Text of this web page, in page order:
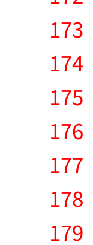
173
174
175
176
177
178
179